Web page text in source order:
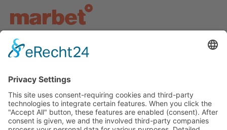
Agencia
Acerca de
Oficinas
Digital